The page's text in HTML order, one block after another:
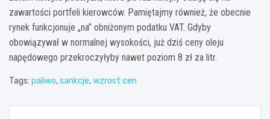
zawartości portfeli kierowców. Pamiętajmy również, że obecnie
rynek funkcjonuje „na” obniżonym podatku VAT. Gdyby
obowiązywał w normalnej wysokości, już dziś ceny oleju
napędowego przekroczyłyby nawet poziom 8 zł za litr.
Tags: paliwo,sankcje,wzrost cen